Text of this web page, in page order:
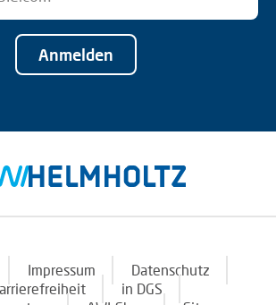
Anmelden
Impressum
Datenschutz
in DGS